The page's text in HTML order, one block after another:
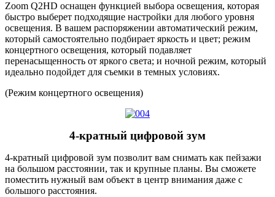
Zoom Q2HD оснащен функцией выбора освещения, которая
быстро выберет подходящие настройки для любого уровня
освещения. В вашем распоряжении автоматический режим,
который самостоятельно подбирает яркость и цвет; режим
концертного освещения, который подавляет
перенасыщенность от яркого света; и ночной режим, который
идеально подойдет для съемки в темных условиях.
(Режим концертного освещения)
4-кратный цифровой зум
4-кратный цифровой зум позволит вам снимать как пейзажи
на большом расстоянии, так и крупные планы. Вы сможете
поместить нужный вам объект в центр внимания даже с
большого расстояния.